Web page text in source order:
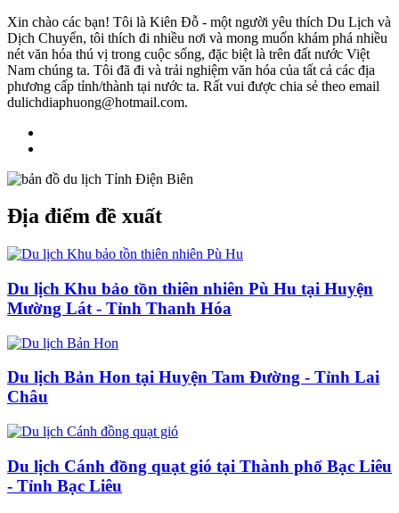
Xin chào các bạn! Tôi là Kiên Đỗ - một người yêu thích Du Lịch và
Dịch Chuyển, tôi thích đi nhiều nơi và mong muốn khám phá nhiều
nét văn hóa thú vị trong cuộc sống, đặc biệt là trên đất nước Việt
Nam chúng ta. Tôi đã đi và trải nghiệm văn hóa của tất cả các địa
phương cấp tỉnh/thành tại nước ta. Rất vui được chia sẻ theo email
dulichdiaphuong@hotmail.com.
Địa điểm đề xuất
Du lịch Khu bảo tồn thiên nhiên Pù Hu tại Huyện
Mường Lát - Tỉnh Thanh Hóa
Du lịch Bản Hon tại Huyện Tam Đường - Tỉnh Lai
Châu
Du lịch Cánh đồng quạt gió tại Thành phố Bạc Liêu
- Tỉnh Bạc Liêu